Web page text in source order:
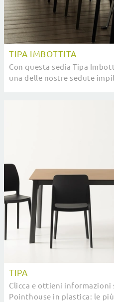
TIPA IMBOTTITA
Con questa sedia Tipa
una delle nostre sedute
TIPA
Clicca e ottieni informazioni
Pointhouse in plastica: le